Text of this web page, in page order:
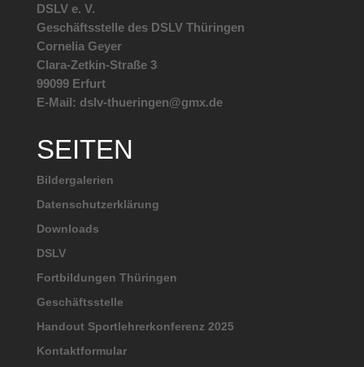
DSLV e. V.
Geschäftsstelle des DSLV Thüringen
Cornelia Geyer
Clara-Zetkin-Straße 3
99099 Erfurt
E-Mail: dslv-thueringen@gmx.de
SEITEN
Bildergalerien
Datenschutzerklärung
Downloads
DSLV
Fortbildungen Thüringen
Geschäftsstelle
Handout Sportlehrerkonferenz 2025
Kontaktformular